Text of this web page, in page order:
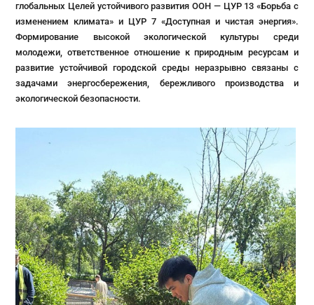
глобальных Целей устойчивого развития ООН — ЦУР 13 «Борьба с
изменением климата» и ЦУР 7 «Доступная и чистая энергия».
Формирование высокой экологической культуры среди
молодежи, ответственное отношение к природным ресурсам и
развитие устойчивой городской среды неразрывно связаны с
задачами энергосбережения, бережливого производства и
экологической безопасности.